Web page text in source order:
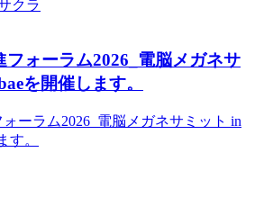
クラ
フォーラム2026_電脳メガネサ
を開催します。
ーラム2026_電脳メガネサミット in
す。